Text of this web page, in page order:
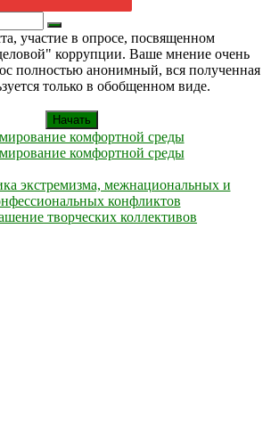
Искать
участие в опросе, посвященном
коррупции. Ваше мнение очень
полностью анонимный, вся полученная
только в обобщенном виде.
Начать